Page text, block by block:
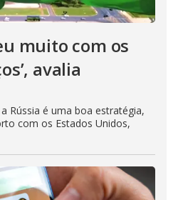
muito com os
avalia
Rússia é uma boa estratégia,
com os Estados Unidos,